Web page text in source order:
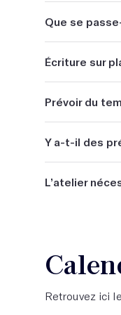
histoire
Que se
s'entraîner et
production
Écriture sur
lors de la
concis.
Prévoir du
Y a-t-il des
L’atelier
Retrouvez ici